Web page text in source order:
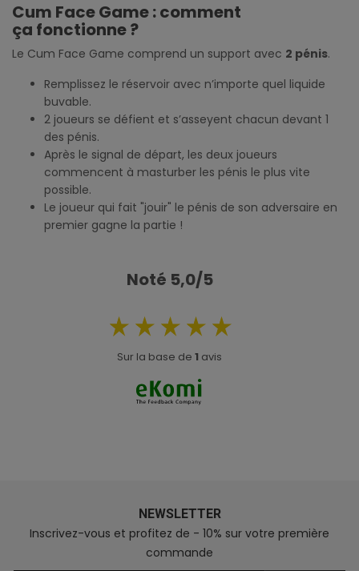
Cum Face Game : comment
ça fonctionne ?
Le Cum Face Game comprend un support avec 2 pénis.
Remplissez le réservoir avec n’importe quel liquide
buvable.
2 joueurs se défient et s’asseyent chacun devant 1
des pénis.
Après le signal de départ, les deux joueurs
commencent à masturber les pénis le plus vite
possible.
Le joueur qui fait "jouir" le pénis de son adversaire en
premier gagne la partie !
Noté 5,0/5
Sur la base de 1 avis
NEWSLETTER
Inscrivez-vous et profitez de - 10% sur votre première
commande